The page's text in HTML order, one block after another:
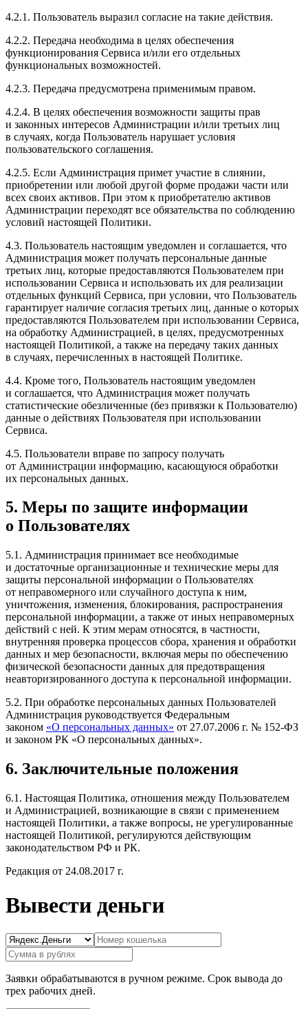
4.2.1. Пользователь выразил согласие на такие действия.
4.2.2. Передача необходима в целях обеспечения
функционирования Сервиса и/или его отдельных
функциональных возможностей.
4.2.3. Передача предусмотрена применимым правом.
4.2.4. В целях обеспечения возможности защиты прав
и законных интересов Администрации и/или третьих лиц
в случаях, когда Пользователь нарушает условия
пользовательского соглашения.
4.2.5. Если Администрация примет участие в слиянии,
приобретении или любой другой форме продажи части или
всех своих активов. При этом к приобретателю активов
Администрации переходят все обязательства по соблюдению
условий настоящей Политики.
4.3. Пользователь настоящим уведомлен и соглашается, что
Администрация может получать персональные данные
третьих лиц, которые предоставляются Пользователем при
использовании Сервиса и использовать их для реализации
отдельных функций Сервиса, при условии, что Пользователь
гарантирует наличие согласия третьих лиц, данные о которых
предоставляются Пользователем при использовании Сервиса,
на обработку Администрацией, в целях, предусмотренных
настоящей Политикой, а также на передачу таких данных
в случаях, перечисленных в настоящей Политике.
4.4. Кроме того, Пользователь настоящим уведомлен
и соглашается, что Администрация может получать
статистические обезличенные (без привязки к Пользователю)
данные о действиях Пользователя при использовании
Сервиса.
4.5. Пользователи вправе по запросу получать
от Администрации информацию, касающуюся обработки
их персональных данных.
5. Меры по защите информации
о Пользователях
5.1. Администрация принимает все необходимые
и достаточные организационные и технические меры для
защиты персональной информации о Пользователях
от неправомерного или случайного доступа к ним,
уничтожения, изменения, блокирования, распространения
персональной информации, а также от иных неправомерных
действий с ней. К этим мерам относятся, в частности,
внутренняя проверка процессов сбора, хранения и обработки
данных и мер безопасности, включая меры по обеспечению
физической безопасности данных для предотвращения
неавторизированного доступа к персональной информации.
5.2. При обработке персональных данных Пользователей
Администрация руководствуется Федеральным
законом «О персональных данных» от 27.07.2006 г. № 152-ФЗ
и законом РК «О персональных данных».
6. Заключительные положения
6.1. Настоящая Политика, отношения между Пользователем
и Администрацией, возникающие в связи с применением
настоящей Политики, а также вопросы, не урегулированные
настоящей Политикой, регулируются действующим
законодательством РФ и РК.
Редакция от 24.08.2017 г.
Вывести деньги
Заявки обрабатываются в ручном режиме. Срок вывода до
трех рабочих дней.